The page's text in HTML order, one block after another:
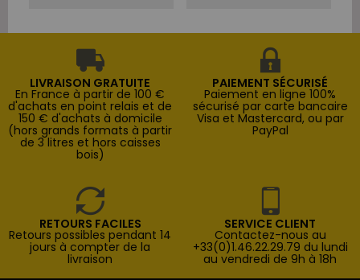
LIVRAISON GRATUITE
En France à partir de 100 €
d'achats en point relais et de
150 € d'achats à domicile
(hors grands formats à partir
de 3 litres et hors caisses
bois)
PAIEMENT SÉCURISÉ
Paiement en ligne 100%
sécurisé par carte bancaire
Visa et Mastercard, ou par
PayPal
RETOURS FACILES
Retours possibles pendant 14
jours à compter de la
livraison
SERVICE CLIENT
Contactez-nous au
+33(0)1.46.22.29.79 du lundi
au vendredi de 9h à 18h